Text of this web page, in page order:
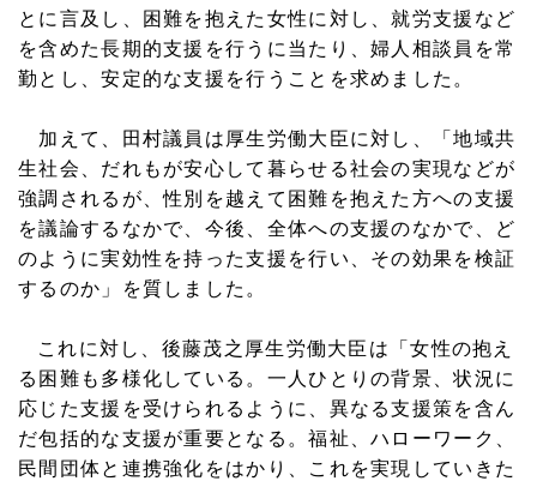
とに言及し、困難を抱えた女性に対し、就労支援など
を含めた長期的支援を行うに当たり、婦人相談員を常
勤とし、安定的な支援を行うことを求めました。
加えて、田村議員は厚生労働大臣に対し、「地域共
生社会、だれもが安心して暮らせる社会の実現などが
強調されるが、性別を越えて困難を抱えた方への支援
を議論するなかで、今後、全体への支援のなかで、ど
のように実効性を持った支援を行い、その効果を検証
するのか」を質しました。
これに対し、後藤茂之厚生労働大臣は「女性の抱え
る困難も多様化している。一人ひとりの背景、状況に
応じた支援を受けられるように、異なる支援策を含ん
だ包括的な支援が重要となる。福祉、ハローワーク、
民間団体と連携強化をはかり、これを実現していきた